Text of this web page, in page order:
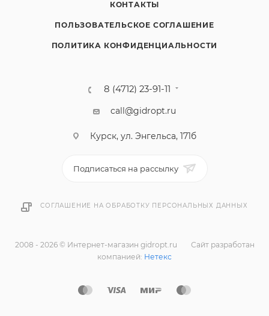
КОНТАКТЫ
ПОЛЬЗОВАТЕЛЬСКОЕ СОГЛАШЕНИЕ
ПОЛИТИКА КОНФИДЕНЦИАЛЬНОСТИ
8 (4712) 23-91-11
call@gidropt.ru
Курск, ул. Энгельса, 171б
Подписаться на рассылку
СОГЛАШЕНИЕ НА ОБРАБОТКУ ПЕРСОНАЛЬНЫХ ДАННЫХ
2008 - 2026 © Интернет-магазин gidropt.ru
Сайт разработан
компанией: Нетекс